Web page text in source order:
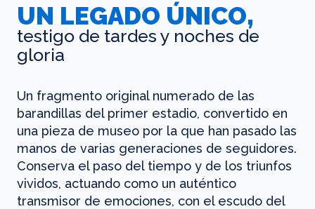
UN LEGADO ÚNICO,
testigo de tardes y noches de
gloria
Un fragmento original numerado de las
barandillas del primer estadio, convertido en
una pieza de museo por la que han pasado las
manos de varias generaciones de seguidores.
Conserva el paso del tiempo y de los triunfos
vividos, actuando como un auténtico
transmisor de emociones, con el escudo del